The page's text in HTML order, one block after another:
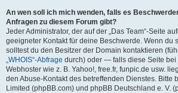
An wen soll ich mich wenden, falls es
Anfragen zu diesem Forum gibt?
Jeder Administrator, der auf der „Das Team“-Seite
geeigneter Kontakt für deine Beschwerde. Wenn du
solltest du den Besitzer der Domain kontaktieren
„WHOIS“-Abfrage durch) oder — falls diese Seite bei
Webhoster wie z. B. Yahoo!, free.fr, funpic.de usw.
den Abuse-Kontakt des betreffenden Dienstes. Bitte
Limited (phpBB.com) und phpBB Deutschland e. V.